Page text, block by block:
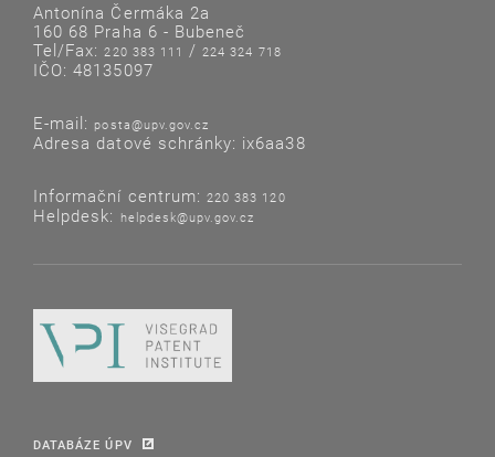
Antonína Čermáka 2a
160 68 Praha 6 - Bubeneč
Tel/Fax:220 383 111 /224 324 718
IČO: 48135097
E-mail: posta@upv.gov.cz
Adresa datové schránky: ix6aa38
Informační centrum: 220 383 120
Helpdesk: helpdesk@upv.gov.cz
DATABÁZE ÚPV